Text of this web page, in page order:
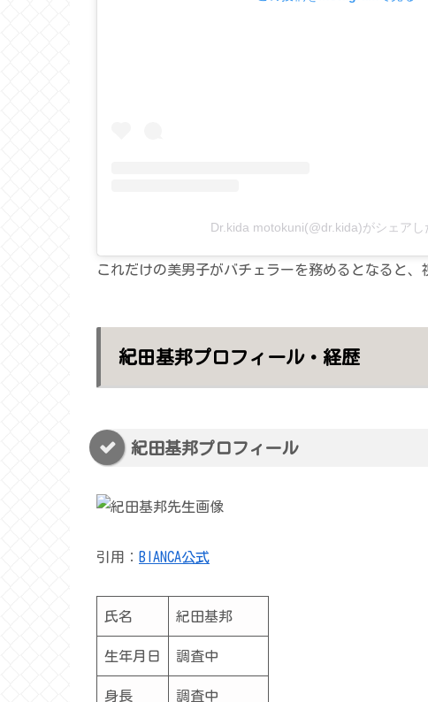
Dr.kida motokuni(@dr.kida)がシェアし
これだけの美男子がバチェラーを務めるとなると、
紀田基邦プロフィール・経歴
紀田基邦プロフィール
引用： BIANCA公式
氏名 紀田基邦
生年月日 調査中
身長 調査中